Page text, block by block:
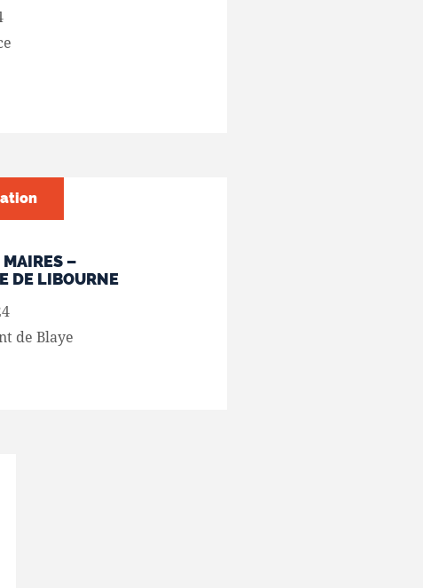
MAIRES –
DE LIBOURNE
de Blaye